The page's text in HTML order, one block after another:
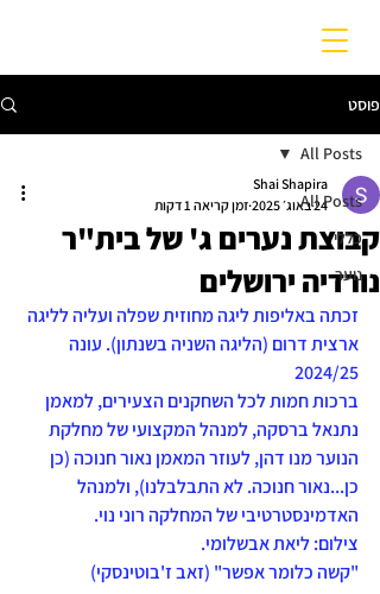
פוסט
All Posts
כללי
נוער
All Posts
קבוצת נערים ג' של בית"ר
נורדיה ירושלים
Shai Shapira
24 באוג׳ 2025
זמן קריאה 1 דקות
זכתה באליפות ליגה מחוזית שפלה ועליה לליגה
ארצית דרום (הליגה השניה בשנתון). עונה
2024/25
ברכות חמות לכל השחקנים הצעירים, למאמן
נתנאל ברסקה, למנהל המקצועי של מחלקת
הנוער מנו דהן, לעוזר המאמן נאור חנוכה (כן
כן...נאור חנוכה. לא התבלבלנו), ולמנהל
האדמינסטרטיבי של המחלקה רוני נוי.
צילום: ליאת אבשלומי.
"קשה כלומר אפשר" (זאב ז'בוטינסקי)